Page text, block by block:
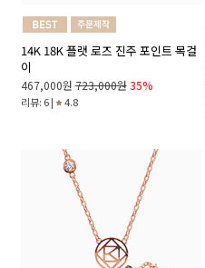
14K 18K 플랫 로즈 진주 포인트 목걸
이
467,000원 723,000원 35%
리뷰: 6 | 4.8